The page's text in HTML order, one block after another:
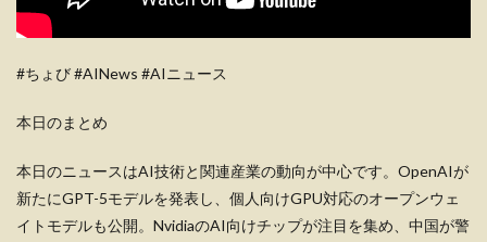
#ちょび #AINews #AIニュース
本日のまとめ
本日のニュースはAI技術と関連産業の動向が中心です。OpenAIが
新たにGPT-5モデルを発表し、個人向けGPU対応のオープンウェ
イトモデルも公開。NvidiaのAI向けチップが注目を集め、中国が警